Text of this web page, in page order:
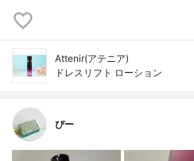
Attenir(アテニア)
ドレスリフト ローション
ぴー